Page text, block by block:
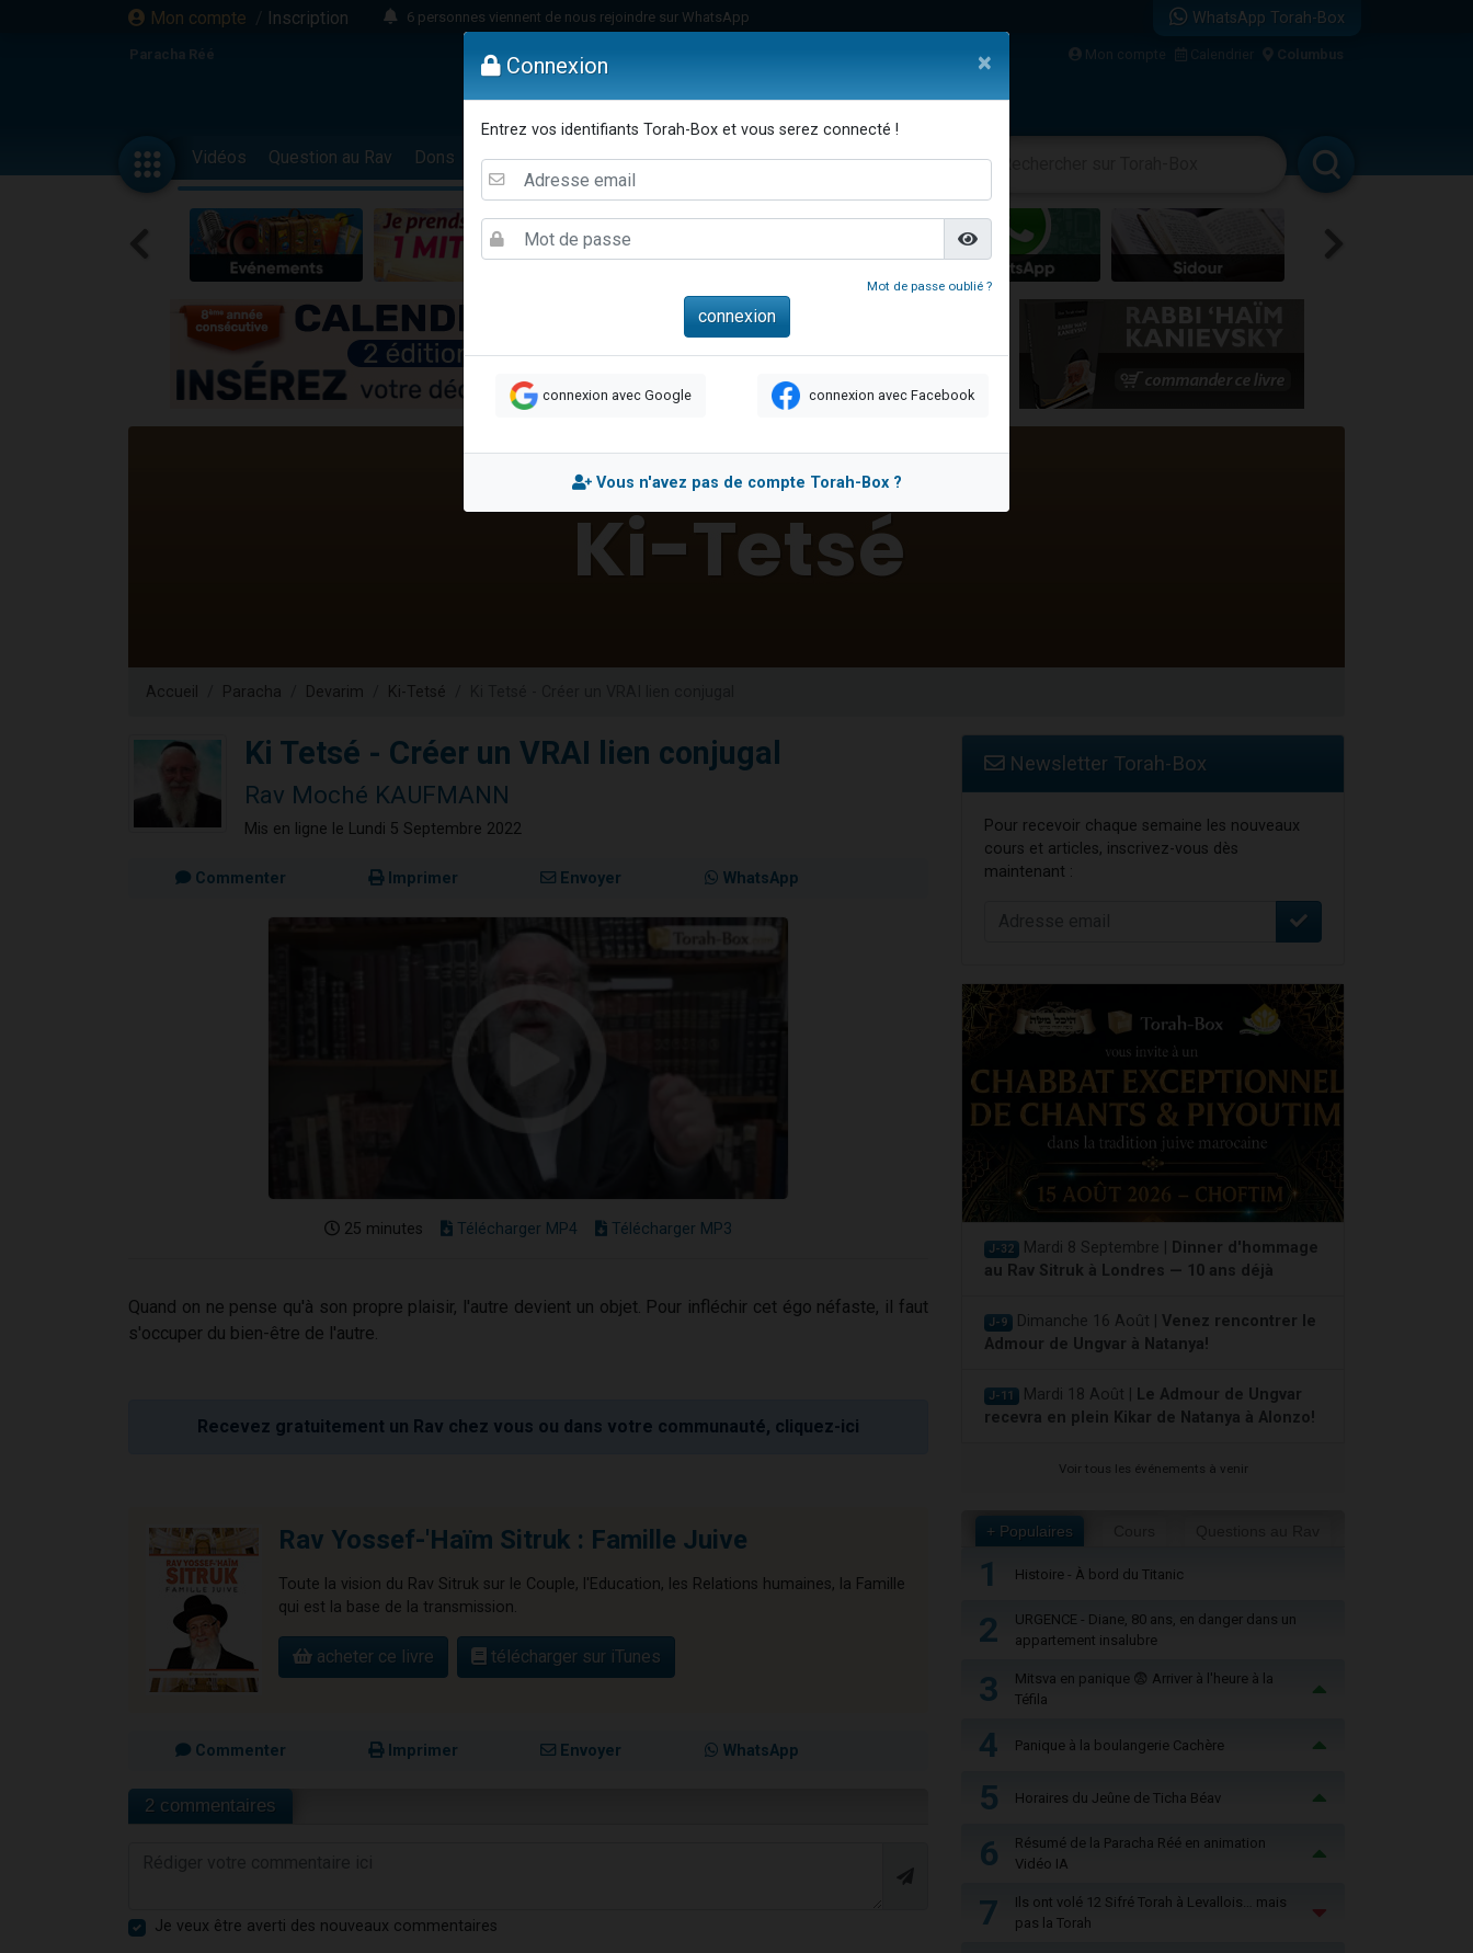
Mon compte / Inscription
6 personnes viennent de nous rejoindre sur WhatsApp
4 personnes viennent de faire un don pour Reloger Rivka, 6 enfants, victime de violences...
4 personnes viennent de nous rejoindre sur WhatsApp
Il reste 49 places pour étudier en groupe sur Zoom
23 personnes viennent de faire un don pour Diane, 80 ans, dans un appartement insalubre
Eva vient de donner son Maasser
3 personnes viennent de nous rejoindre sur WhatsApp
3 personnes viennent de faire un don pour 5 jours de vacances aux Orphelins
Odaya vient de donner son Maasser
13 personnes viennent de demander une bénédiction
30 personnes viennent de faire un don pour Sauvez la jambe de Yohan
Il reste 49 places pour étudier en groupe sur Zoom
12 nouvelles musiques dans Torah-Box Music
3 personnes viennent de nous rejoindre sur WhatsApp
WhatsApp Torah-Box
Paracha Réé Mon compte Calendrier Columbus
Vidéos Question au Rav Dons Femmes Enfants Etude sur Texte Musique Paracha Divertissements
Accueil Paracha Devarim Ki-Tetsé
Ki Tetsé - Créer un VRAI lien conjugal
Rav Moché KAUFMANN
Mis en ligne le Lundi 5 Septembre 2022
Commenter Imprimer Envoyer WhatsApp
25 minutes Télécharger MP4 Télécharger MP3
Quand on ne pense qu'à son propre plaisir, l'autre devient un objet. Pour infléchir cet égo néfaste, il faut
s'occuper du bien-être de l'autre.
Recevez gratuitement un Rav chez vous ou dans votre communauté, cliquez-ici
Rav Yossef-'Haïm Sitruk : Famille Juive
Toute la vision du Rav Sitruk sur le Couple, l'Education, les Relations humaines, la Famille
qui est la base de la transmission.
acheter ce livre télécharger sur iTunes
Commenter Imprimer Envoyer WhatsApp
2 commentaires
Je veux être averti des nouveaux commentaires
Newsletter Torah-Box
Pour recevoir chaque semaine les nouveaux
cours et articles, inscrivez-vous dès
maintenant :
J-32 Mardi 8 Septembre |
Dinner d'hommage
au Rav Sitruk à Londres — 10 ans déjà
J-9 Dimanche 16 Août | Venez rencontrer le
Admour de Ungvar à Natanya!
J-11 Mardi 18 Août |
Le Admour de Ungvar
recevra en plein Kikar de Natanya à Alonzo!
Voir tous les événements à venir
+ Populaires
1 Histoire - À bord du Titanic
2
URGENCE - Diane, 80 ans, en danger dans un
appartement insalubre
3
Mitsva en panique 😨 Arriver à l'heure à la
Téfila
4 Panique à la boulangerie Cachère
5 Horaires du Jeûne de Ticha Béav
6
Résumé de la Paracha Réé en animation
Vidéo IA
7
Ils ont volé 12 Sifré Torah à Levallois… mais
pas la Torah
Connexion ×
Entrez vos identifiants Torah-Box et vous serez connecté !
Mot de passe oublié ?
connexion avec Google connexion avec Facebook
Vous n'avez pas de compte Torah-Box ?